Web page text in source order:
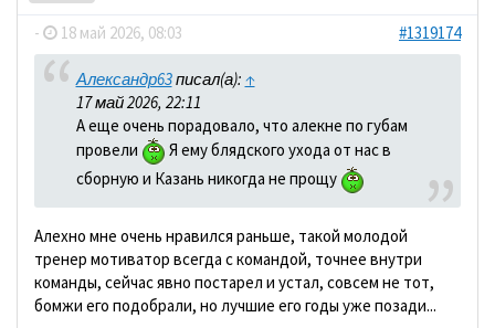
- 18 май 2026, 08:03 #1319174
Александр63писал(а): ↑
17 май 2026, 22:11
А еще очень порадовало, что алекне по губам
провели
Я ему блядского ухода от нас в
сборную и Казань никогда не прощу
Алехно мне очень нравился раньше, такой молодой
тренер мотиватор всегда с командой, точнее внутри
команды, сейчас явно постарел и устал, совсем не тот,
бомжи его подобрали, но лучшие его годы уже позади...